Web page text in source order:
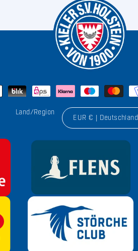
Land/Region
EUR € | Deutschland